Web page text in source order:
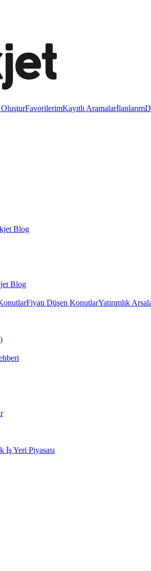
FavorilerimKayıtlı Aramalarİlanlarım
Blog
Blog
Fiyatı Düşen KonutlarYatırımlık
İş Yeri Piyasası